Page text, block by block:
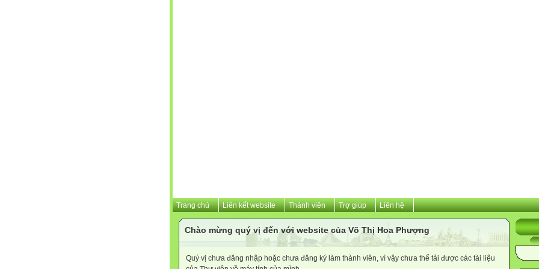
Trang chủ Liên kết website Thành viên Trợ giúp Liên hệ
Chào mừng quý vị đến với website của Võ Thị Hoa Phượng
Quý vị chưa đăng nhập hoặc chưa đăng ký làm thành viên, vì vậy chưa thể tải được các tài liệu